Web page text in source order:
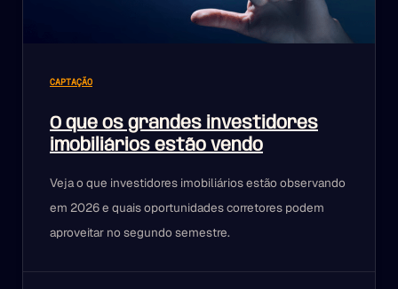
CAPTAÇÃO
O que os grandes investidores
imobiliários estão vendo
Veja o que investidores imobiliários estão observando
em 2026 e quais oportunidades corretores podem
aproveitar no segundo semestre.